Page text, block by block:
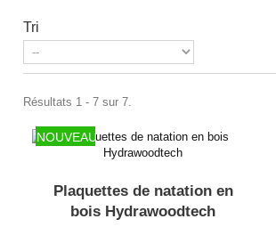
Tri
Résultats 1 - 7 sur 7.
NOUVEAU
Plaquettes de natation en
bois Hydrawoodtech